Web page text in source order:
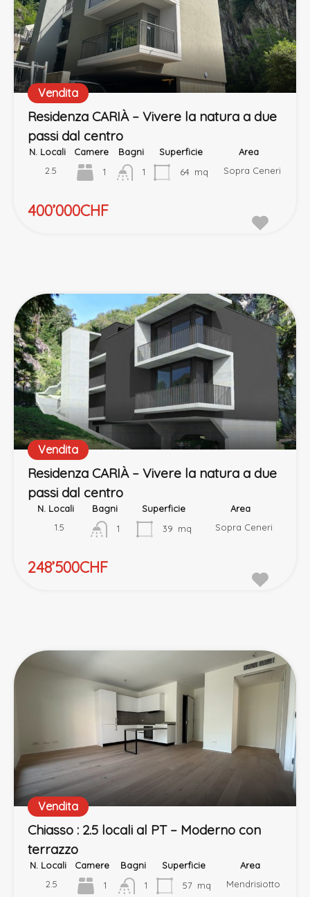
Residenza CARIÀ – Vivere la natura a due
passi dal centro
N. Locali
2.5
Camere
1
Bagni
1
Superficie
64 mq
Area
Sopra Ceneri
Vendita
400’000CHF
Residenza CARIÀ – Vivere la natura a due
passi dal centro
N. Locali
1.5
Bagni
1
Superficie
39 mq
Area
Sopra Ceneri
Vendita
248’500CHF
Chiasso : 2.5 locali al PT – Moderno con
terrazzo
N. Locali
2.5
Camere
1
Bagni
1
Superficie
57 mq
Area
Mendrisiotto
Vendita